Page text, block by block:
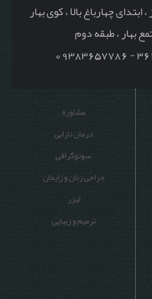
چهارباغ بالا ، کوی بهار
بهار ، طبقه دوم
مشاوره
درمان نازایی
سونوگرافی
جراحی زنان و زایمان
لیزر
ترمیم و زیبایی